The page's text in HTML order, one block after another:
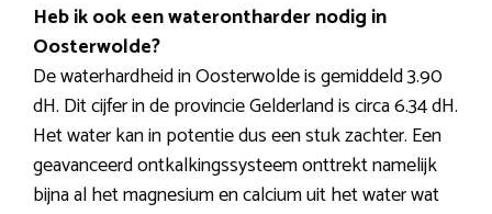
Heb ik ook een waterontharder nodig in
Oosterwolde?
De waterhardheid in Oosterwolde is gemiddeld 3.90
dH. Dit cijfer in de provincie Gelderland is circa 6.34 dH.
Het water kan in potentie dus een stuk zachter. Een
geavanceerd ontkalkingssysteem onttrekt namelijk
bijna al het magnesium en calcium uit het water wat